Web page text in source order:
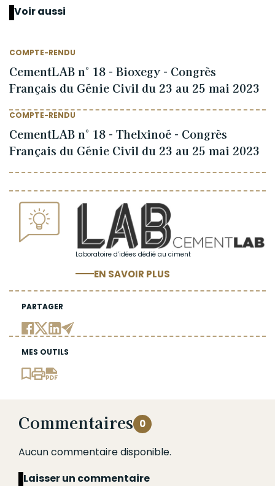
Laboratoire d’idées dédié au ciment
EN SAVOIR PLUS
PARTAGER
MES OUTILS
Voir aussi
COMPTE-RENDU
CementLAB n° 18 - Bioxegy - Congrès
Français du Génie Civil du 23 au 25 mai 2023
COMPTE-RENDU
CementLAB n° 18 - Thelxinoé - Congrès
Français du Génie Civil du 23 au 25 mai 2023
Commentaires 0
Aucun commentaire disponible.
Laisser un commentaire